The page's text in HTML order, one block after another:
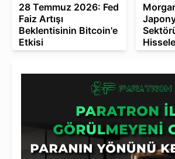
28 Temmuz 2026: Fed
Faiz Artışı
Beklentisinin Bitcoin'e
Etkisi